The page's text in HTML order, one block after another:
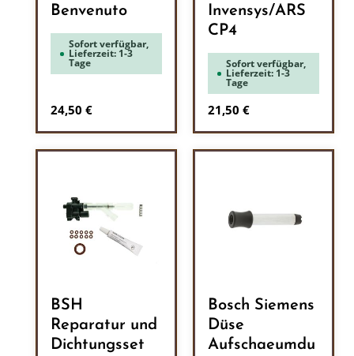
Benvenuto
Sofort verfügbar,
Lieferzeit: 1-3
Tage
Regulärer Preis:
24,50 €
Invensys/ARS
CP4
Sofort verfügbar,
Lieferzeit: 1-3
Tage
Regulärer Preis:
21,50 €
BSH
Reparatur und
Dichtungsset
Bosch Siemens
Düse
Aufschaeumdu